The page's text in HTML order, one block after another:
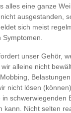
alles eine ganze
ausgestanden,
sich meist
unser Gehör,
alleine nicht
nicht lösen
schwerwiegenden
kann. Nicht selten